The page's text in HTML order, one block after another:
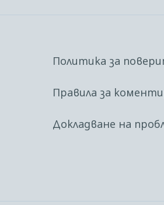
Политика за
Правила за
Докладване на